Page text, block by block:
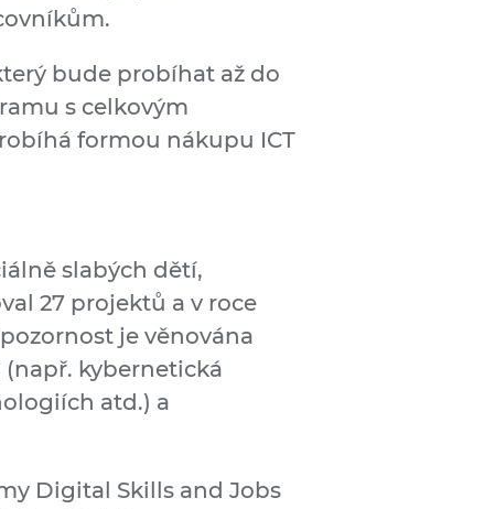
bude probíhat až do
s celkovým
formou nákupu ICT
slabých dětí,
27 projektů a v roce
je věnována
kybernetická
atd.) a
Digital Skills and Jobs